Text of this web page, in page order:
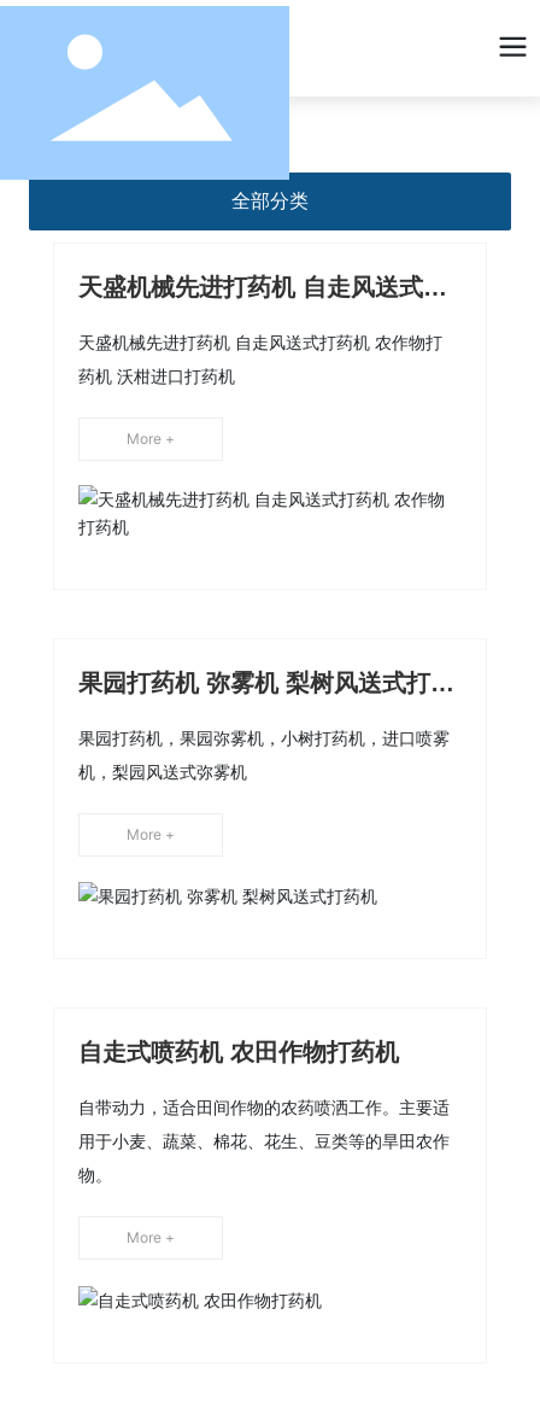
全部分类
天盛机械先进打药机 自走风送式打
天盛机械先进打药机 自走风送式打药机 农作物打
药机 沃柑进口打药机
More +
果园打药机 弥雾机 梨树风送式打药
果园打药机，果园弥雾机，小树打药机，进口喷雾
机，梨园风送式弥雾机
More +
自走式喷药机 农田作物打药机
自带动力，适合田间作物的农药喷洒工作。主要适
用于小麦、蔬菜、棉花、花生、豆类等的旱田农作
物。
More +